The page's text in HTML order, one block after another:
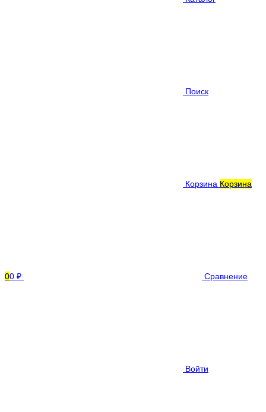
Поиск
Корзина Корзина
00 ₽ Сравнение
Войти